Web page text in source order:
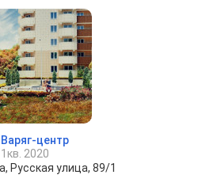
центр
1кв. 2020
Русская улица, 89/1